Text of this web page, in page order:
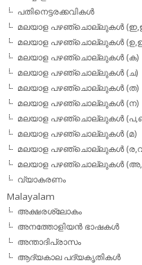
പതിനെട്ടരക്കവികള്‍
മലയാള പഴഞ്ചൊല്ലുകള്‍
മലയാള പഴഞ്ചൊല്ലുകള്‍
മലയാള പഴഞ്ചൊല്ലുകള്‍ (ക)
മലയാള പഴഞ്ചൊല്ലുകള്‍ (ച)
മലയാള പഴഞ്ചൊല്ലുകള്‍ (ത)
മലയാള പഴഞ്ചൊല്ലുകള്‍ (ന)
മലയാള പഴഞ്ചൊല്ലുകള്‍
മലയാള പഴഞ്ചൊല്ലുകള്‍ (മ)
മലയാള പഴഞ്ചൊല്ലുകള്‍
മലയാള പഴഞ്ചൊല്ലുകൾ
വ്യാകരണം
Malayalam
അക്ഷരശ്ലോകം
അനത്തോളിയന്‍ ഭാഷകള്‍
അന്താദിപ്രാസം
ആദ്യകാല പദ്യകൃതികള്‍